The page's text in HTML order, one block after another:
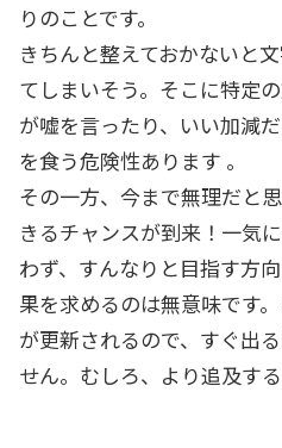
りのことです。
きちんと整えておかないと
てしまいそう。そこに特定
が嘘を言ったり、いい加減
を食う危険性あります 。
その一方、今まで無理だと
きるチャンスが到来！一気
わず、すんなりと目指す方
果を求めるのは無意味です
が更新されるので、すぐ出
せん。むしろ、より追及す